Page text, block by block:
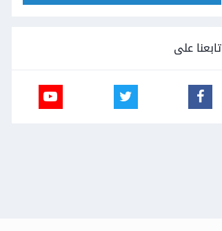
تابعنا على